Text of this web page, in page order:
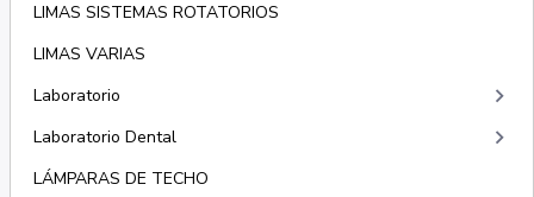
LIMAS SISTEMAS ROTATORIOS
LIMAS VARIAS
Laboratorio
keyboard_arrow_right
Laboratorio Dental keyboard_arrow_right
LÁMPARAS DE TECHO